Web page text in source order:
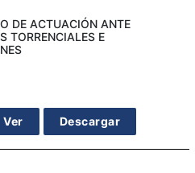
DE ACTUACIÓN ANTE
TORRENCIALES E
Ver Descargar